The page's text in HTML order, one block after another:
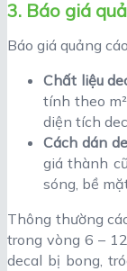
3. Báo giá
Báo giá quảng
Chất liệu
tính theo
diện tích
Cách dán
giá thành
sóng, bề
Thông thường
trong vòng 6 –
decal bị bong,